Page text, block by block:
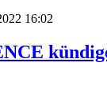
16:02